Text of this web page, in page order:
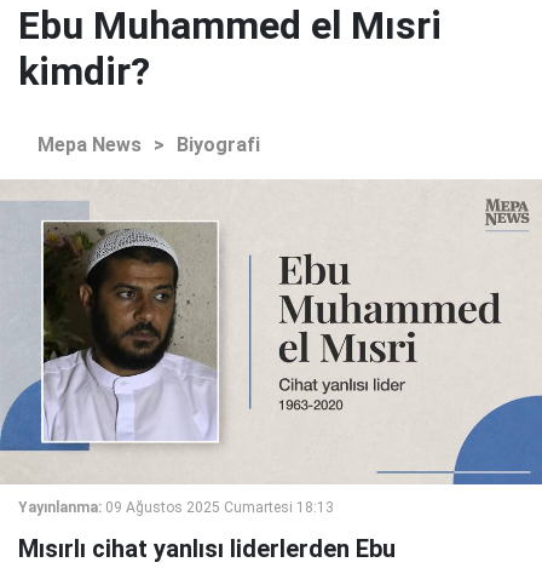
Ebu Muhammed el Mısri
kimdir?
Mepa News > Biyografi
Yayınlanma: 09 Ağustos 2025 Cumartesi 18:13
Mısırlı cihat yanlısı liderlerden Ebu